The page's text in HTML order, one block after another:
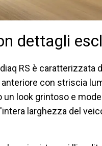
dettagli
RS è
con striscia
un look grintoso e
larghezza del